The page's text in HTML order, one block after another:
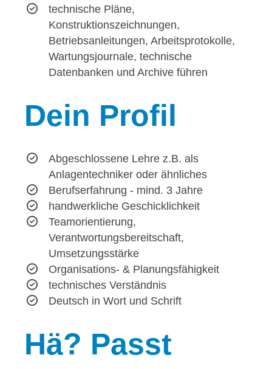
technische Pläne,
Konstruktionszeichnungen,
Betriebsanleitungen, Arbeitsprotokolle,
Wartungsjournale, technische
Datenbanken und Archive führen
Dein Profil
Abgeschlossene Lehre z.B. als
Anlagentechniker oder ähnliches
Berufserfahrung - mind. 3 Jahre
handwerkliche Geschicklichkeit
Teamorientierung,
Verantwortungsbereitschaft,
Umsetzungsstärke
Organisations- & Planungsfähigkeit
technisches Verständnis
Deutsch in Wort und Schrift
Hä? Passt